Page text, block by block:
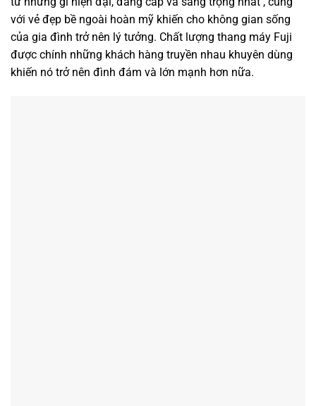
với vẻ đẹp bề ngoài hoàn mỹ khiến cho không gian sống
của gia đình trở nên lý tưởng. Chất lượng thang máy Fuji
được chính những khách hàng truyền nhau khuyên dùng
khiến nó trở nên đình đám và lớn mạnh hơn nữa.